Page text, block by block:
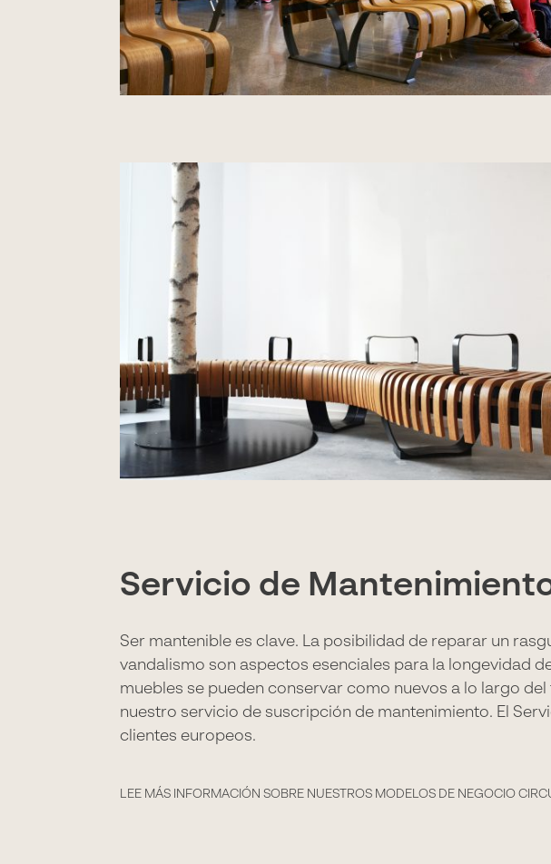
Servicio de
Ser mantenible es clave. La posibilidad de reparar un
vandalismo son aspectos esenciales para la longevidad
muebles se pueden conservar como nuevos a lo largo
nuestro servicio de suscripción de mantenimiento. El
clientes europeos.
LEE MÁS INFORMACIÓN SOBRE NUESTROS MODELOS DE NEGOCIO